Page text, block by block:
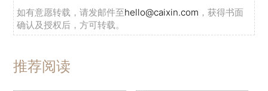
如有意愿转载，请发邮件至hello@caixin.com ，获得书面
确认及授权后，方可转载。
推荐阅读